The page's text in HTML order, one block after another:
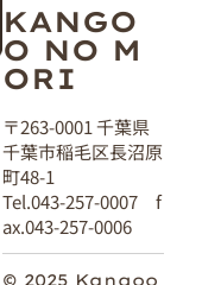
KANGO
O NO M
ORI
〒263-0001 千葉県
千葉市稲毛区長沼原
町48-1
Tel.043-257-0007 f
ax.043-257-0006
© 2025 Kangoo